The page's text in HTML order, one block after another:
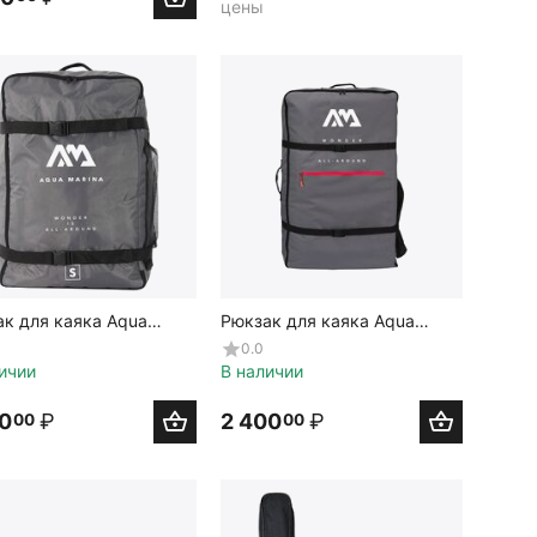
цены
для каяка Aqua
Zip Backpack for solo
00 ₽
Рюкзак для каяка Aqua
Marina Zip Backpack for
Tomahawk (AIR-K 375/AIR-K
440)
0.0
В наличии
2 40000 ₽